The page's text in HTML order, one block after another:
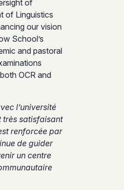
of
of Linguistics
our vision
School’s
and pastoral
OCR and
l’université
très satisfaisant
renforcée par
de guider
un centre